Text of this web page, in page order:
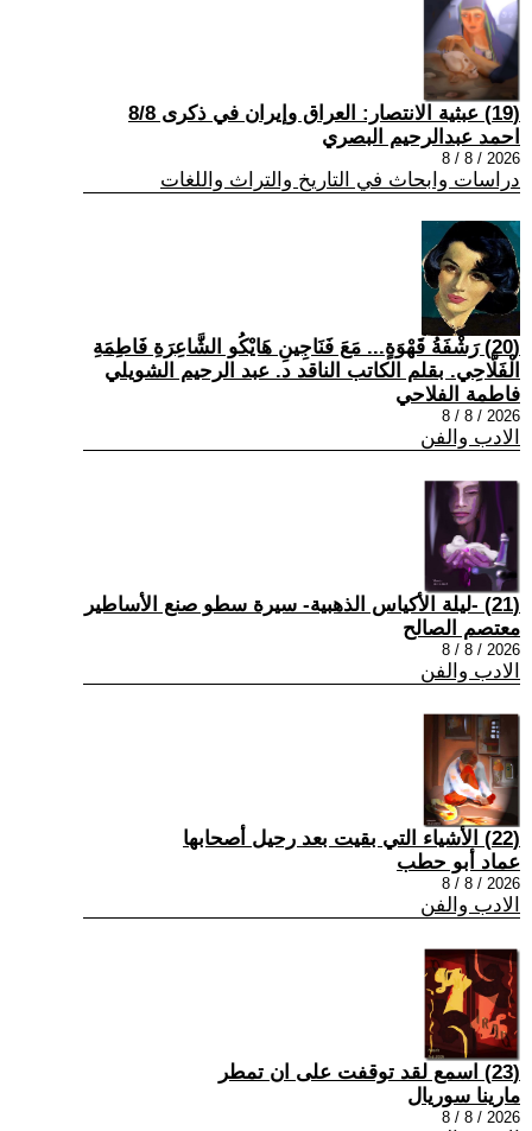
(19) عبثية الانتصار: العراق وإيران في ذكرى 8/8
احمد عبدالرحيم البصري
2026 / 8 / 8
دراسات وابحاث في التاريخ والتراث واللغات
(20) رَشْفَةُ قَهْوَةٍ... مَعَ فَنَاجِينِ هَايْكُو الشَّاعِرَةِ فَاطِمَةِ
الْفَلَّاحِي. بقلم الكاتب الناقد د. عبد الرحيم الشويلي
فاطمة الفلاحي
2026 / 8 / 8
الادب والفن
(21) -ليلة الأكياس الذهبية- سيرة سطو صنع الأساطير
معتصم الصالح
2026 / 8 / 8
الادب والفن
(22) الأشياء التي بقيت بعد رحيل أصحابها
عماد أبو حطب
2026 / 8 / 8
الادب والفن
(23) اسمع لقد توقفت على ان تمطر
مارينا سوريال
2026 / 8 / 8